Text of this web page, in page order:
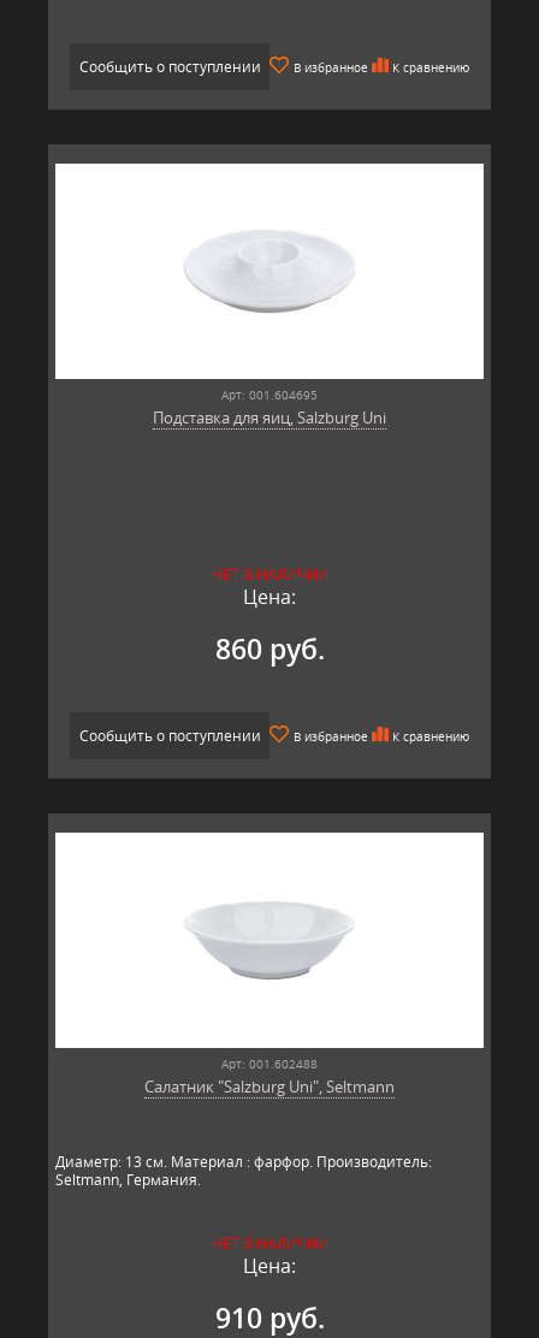
Сообщить о поступлении В избранное К сравнению
Арт: 001.604695
Подставка для яиц, Salzburg Uni
НЕТ В НАЛИЧИИ
Цена:
860 руб.
Сообщить о поступлении В избранное К сравнению
Арт: 001.602488
Салатник "Salzburg Uni", Seltmann
Диаметр: 13 см. Материал : фарфор. Производитель:
Seltmann, Германия.​​
НЕТ В НАЛИЧИИ
Цена:
910 руб.